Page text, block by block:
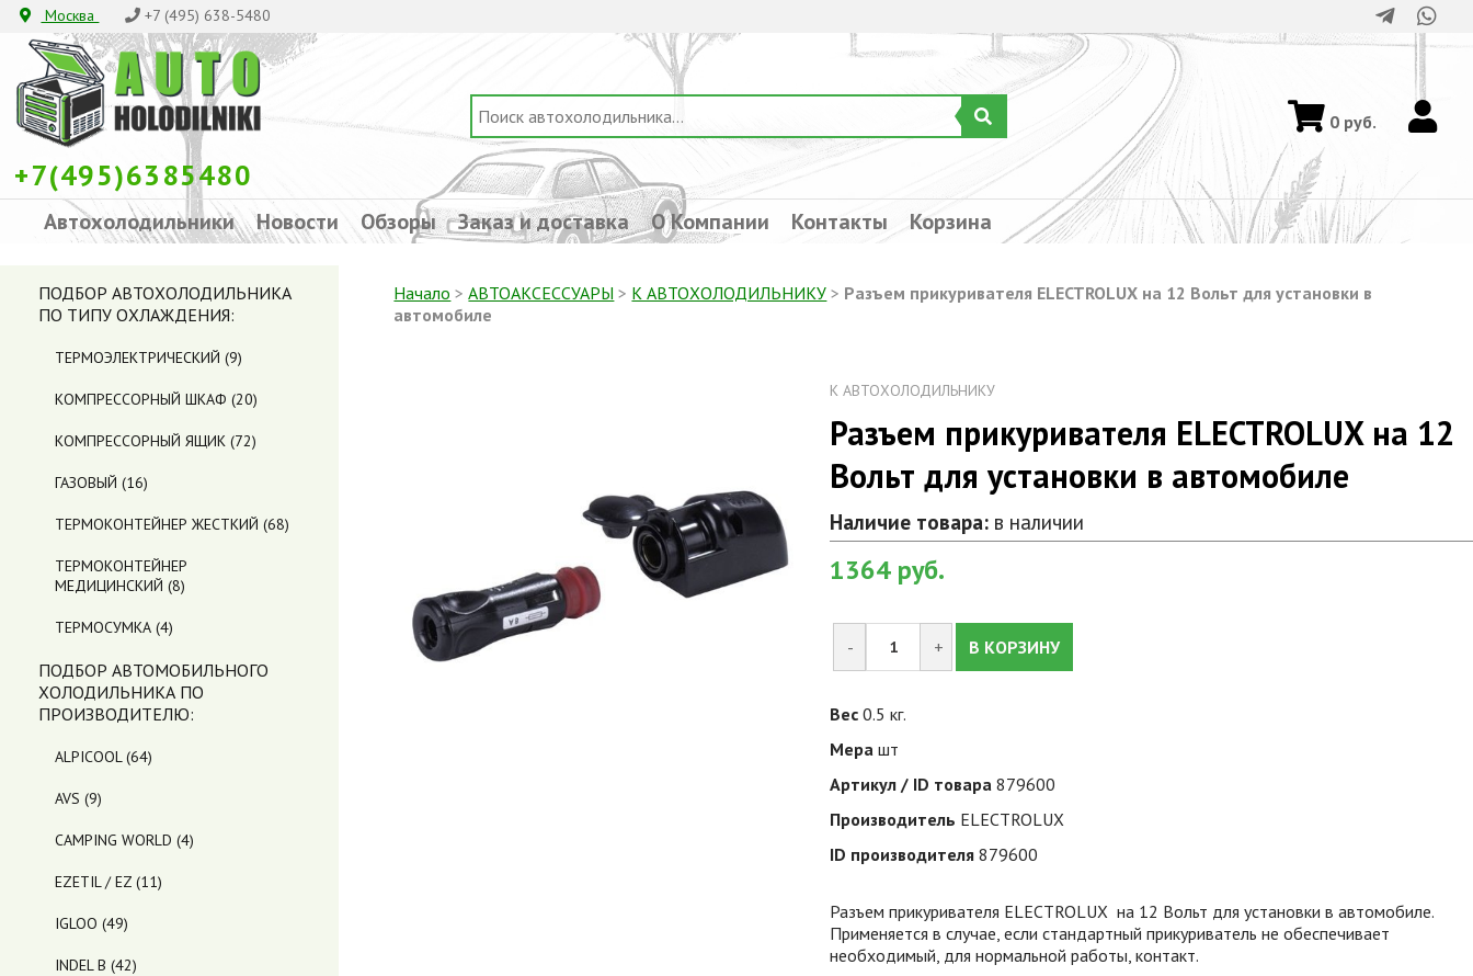
Москва +7 (495) 638-5480
+7(495)6385480
0руб.
Автохолодильники Новости Обзоры Заказ и доставка О Компании Контакты Корзина
ПОДБОР АВТОХОЛОДИЛЬНИКА
ПО ТИПУ ОХЛАЖДЕНИЯ:
ТЕРМОЭЛЕКТРИЧЕСКИЙ (9)
КОМПРЕССОРНЫЙ ШКАФ (20)
КОМПРЕССОРНЫЙ ЯЩИК (72)
ГАЗОВЫЙ (16)
ТЕРМОКОНТЕЙНЕР ЖЕСТКИЙ (68)
ТЕРМОКОНТЕЙНЕР
МЕДИЦИНСКИЙ (8)
ТЕРМОСУМКА (4)
ПОДБОР АВТОМОБИЛЬНОГО
ХОЛОДИЛЬНИКА ПO
ПРОИЗВОДИТЕЛЮ:
ALPICOOL(64)
AVS (9)
CAMPING WORLD (4)
EZETIL / EZ (11)
IGLOO (49)
INDEL B (42)
Начало >АВТОАКСЕССУАРЫ > К АВТОХОЛОДИЛЬНИКУ > Разъем прикуривателя ELECTROLUX на 12 Вольт для установки в
автомобиле
К АВТОХОЛОДИЛЬНИКУ
Разъем прикуривателя ELECTROLUX на 12
Вольт для установки в автомобиле
Наличие товара: в наличии
1364 руб.
- + В КОРЗИНУ
Вес 0.5 кг.
Мера шт
Артикул / ID товара 879600
Производитель ELECTROLUX
ID производителя 879600
Разъем прикуривателя ELECTROLUX на 12 Вольт для установки в автомобиле.
Применяется в случае, если стандартный прикуриватель не обеспечивает
необходимый, для нормальной работы, контакт.